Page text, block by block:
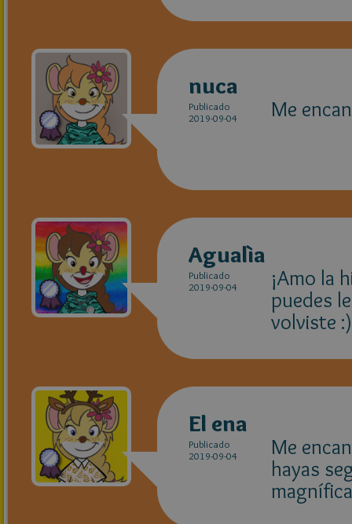
nuca
Publicado
2019-09-04
Me
Agualìa
Publicado
2019-09-04
¡Amo la
puedes
volviste :)
El ena
Publicado
2019-09-04
Me
hayas